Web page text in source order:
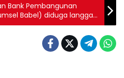
Bank Pembangunan
Babel) diduga langgar
Operasional Prosedur